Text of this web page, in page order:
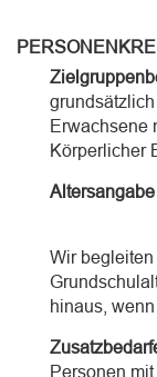
Erwachsene
Körperlicher
Wir
hinaus,
Personen